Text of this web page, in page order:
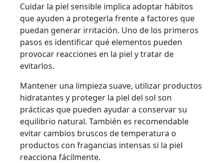
Cuidar la piel sensible implica adoptar hábitos
que ayuden a protegerla frente a factores que
puedan generar irritación. Uno de los primeros
pasos es identificar qué elementos pueden
provocar reacciones en la piel y tratar de
evitarlos.
Mantener una limpieza suave, utilizar productos
hidratantes y proteger la piel del sol son
prácticas que pueden ayudar a conservar su
equilibrio natural. También es recomendable
evitar cambios bruscos de temperatura o
productos con fragancias intensas si la piel
reacciona fácilmente.